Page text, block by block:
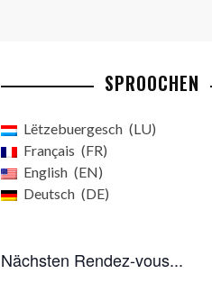
SPROOCHEN
Lëtzebuergesch
LU
Français
FR
English
EN
Deutsch
DE
Nächsten Rendez-vous...